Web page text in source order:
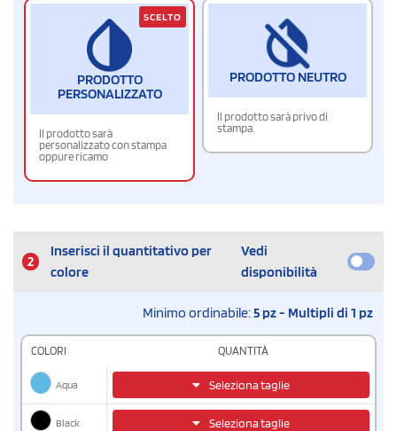
PRODOTTO
PERSONALIZZATO
Il prodotto sarà
personalizzato con stampa
oppure ricamo
SCELTO
PRODOTTO NEUTRO
Il prodotto sarà privo di
stampa.
2
Inserisci il quantitativo per
colore
Vedi
disponibilità
Minimo ordinabile:5 pz - Multipli di 1 pz
COLORI QUANTITÀ
Aqua Seleziona taglie
Black Seleziona taglie